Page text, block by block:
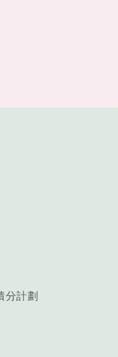
分計劃